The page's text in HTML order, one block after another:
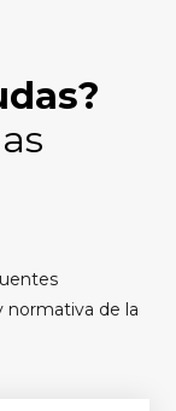
normativa de la